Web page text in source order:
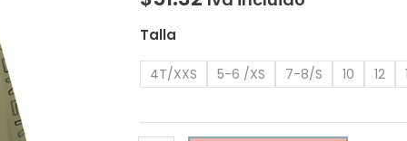
Talla
4T/XXS 5-6 /XS 7-8/S 10 12
REGENER
cantidad